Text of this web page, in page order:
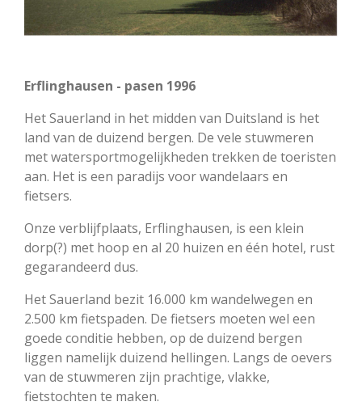
Erflinghausen - pasen 1996
Het Sauerland in het midden van Duitsland is het
land van de duizend bergen. De vele stuwmeren
met watersportmogelijkheden trekken de toeristen
aan. Het is een paradijs voor wandelaars en
fietsers.
Onze verblijfplaats, Erflinghausen, is een klein
dorp(?) met hoop en al 20 huizen en één hotel, rust
gegarandeerd dus.
Het Sauerland bezit 16.000 km wandelwegen en
2.500 km fietspaden. De fietsers moeten wel een
goede conditie hebben, op de duizend bergen
liggen namelijk duizend hellingen. Langs de oevers
van de stuwmeren zijn prachtige, vlakke,
fietstochten te maken.